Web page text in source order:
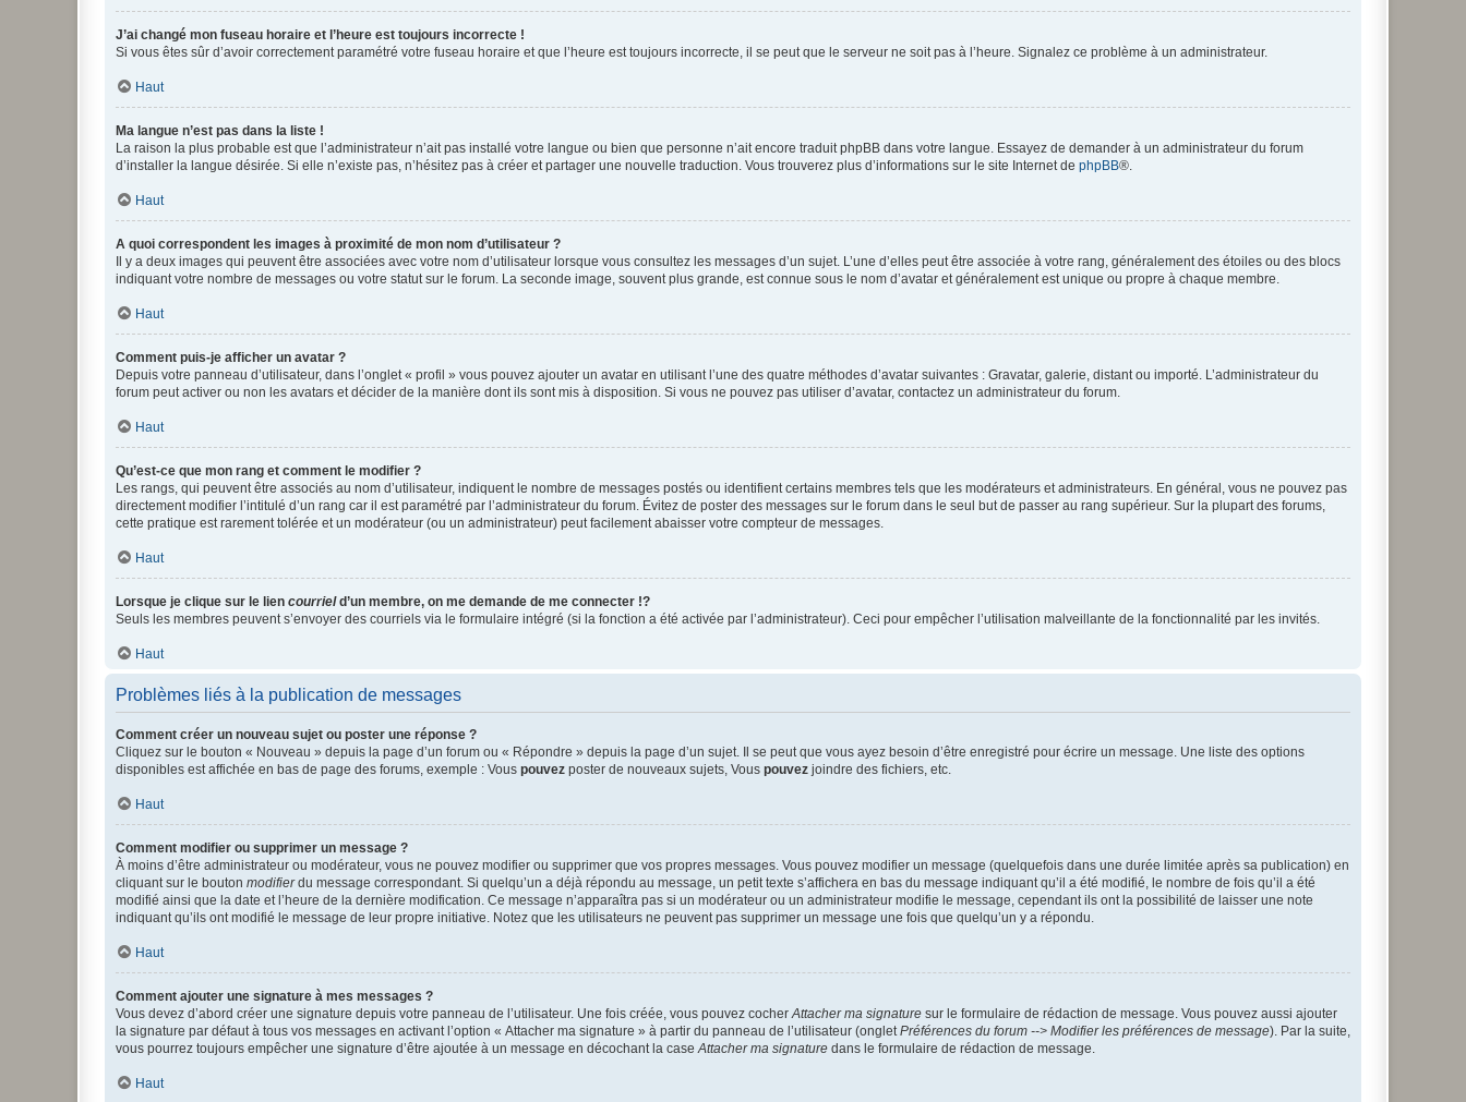
J’ai changé mon fuseau horaire et l’heure est toujours incorrecte !
Si vous êtes sûr d’avoir correctement paramétré votre fuseau horaire et que l’heure est toujours incorrecte, il se peut que le serveur ne soit pas à l’heure. Signalez ce problème à un administrateur.
Haut
Ma langue n’est pas dans la liste !
La raison la plus probable est que l’administrateur n’ait pas installé votre langue ou bien que personne n’ait encore traduit phpBB dans votre langue. Essayez de demander à un administrateur du forum
d’installer la langue désirée. Si elle n’existe pas, n’hésitez pas à créer et partager une nouvelle traduction. Vous trouverez plus d’informations sur le site Internet de phpBB®.
Haut
A quoi correspondent les images à proximité de mon nom d’utilisateur ?
Il y a deux images qui peuvent être associées avec votre nom d’utilisateur lorsque vous consultez les messages d’un sujet. L’une d’elles peut être associée à votre rang, généralement des étoiles ou des blocs
indiquant votre nombre de messages ou votre statut sur le forum. La seconde image, souvent plus grande, est connue sous le nom d’avatar et généralement est unique ou propre à chaque membre.
Haut
Comment puis-je afficher un avatar ?
Depuis votre panneau d’utilisateur, dans l’onglet « profil » vous pouvez ajouter un avatar en utilisant l’une des quatre méthodes d’avatar suivantes : Gravatar, galerie, distant ou importé. L’administrateur du
forum peut activer ou non les avatars et décider de la manière dont ils sont mis à disposition. Si vous ne pouvez pas utiliser d’avatar, contactez un administrateur du forum.
Haut
Qu’est-ce que mon rang et comment le modifier ?
Les rangs, qui peuvent être associés au nom d’utilisateur, indiquent le nombre de messages postés ou identifient certains membres tels que les modérateurs et administrateurs. En général, vous ne pouvez pas
directement modifier l’intitulé d’un rang car il est paramétré par l’administrateur du forum. Évitez de poster des messages sur le forum dans le seul but de passer au rang supérieur. Sur la plupart des forums,
cette pratique est rarement tolérée et un modérateur (ou un administrateur) peut facilement abaisser votre compteur de messages.
Haut
Lorsque je clique sur le lien courrield’un membre, on me demande de me connecter !?
Seuls les membres peuvent s’envoyer des courriels via le formulaire intégré (si la fonction a été activée par l’administrateur). Ceci pour empêcher l’utilisation malveillante de la fonctionnalité par les invités.
Haut
Problèmes liés à la publication de messages
Comment créer un nouveau sujet ou poster une réponse ?
Cliquez sur le bouton « Nouveau » depuis la page d’un forum ou « Répondre » depuis la page d’un sujet. Il se peut que vous ayez besoin d’être enregistré pour écrire un message. Une liste des options
disponibles est affichée en bas de page des forums, exemple : Vous pouvez poster de nouveaux sujets, Vous pouvez joindre des fichiers, etc.
Haut
Comment modifier ou supprimer un message ?
À moins d’être administrateur ou modérateur, vous ne pouvez modifier ou supprimer que vos propres messages. Vous pouvez modifier un message (quelquefois dans une durée limitée après sa publication) en
cliquant sur le bouton modifierdu message correspondant. Si quelqu’un a déjà répondu au message, un petit texte s’affichera en bas du message indiquant qu’il a été modifié, le nombre de fois qu’il a été
modifié ainsi que la date et l’heure de la dernière modification. Ce message n’apparaîtra pas si un modérateur ou un administrateur modifie le message, cependant ils ont la possibilité de laisser une note
indiquant qu’ils ont modifié le message de leur propre initiative. Notez que les utilisateurs ne peuvent pas supprimer un message une fois que quelqu’un y a répondu.
Haut
Comment ajouter une signature à mes messages ?
Vous devez d’abord créer une signature depuis votre panneau de l’utilisateur. Une fois créée, vous pouvez cocher Attacher ma signature sur le formulaire de rédaction de message. Vous pouvez aussi ajouter
la signature par défaut à tous vos messages en activant l’option « Attacher ma signature » à partir du panneau de l’utilisateur (onglet Préférences du forum --> Modifier les préférences de message). Par la suite,
vous pourrez toujours empêcher une signature d’être ajoutée à un message en décochant la case Attacher ma signature dans le formulaire de rédaction de message.
Haut